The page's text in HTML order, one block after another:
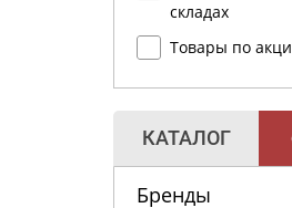
складах
Товары по
КАТАЛОГ
Бренды